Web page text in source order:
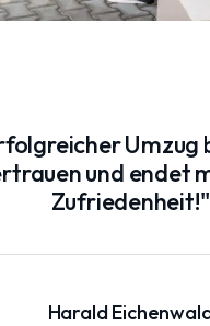
Umzug
und endet
Zufriedenheit!"
Harald